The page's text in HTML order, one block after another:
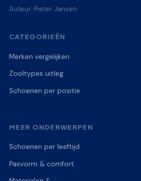
Auteur: Pieter Jansen
CATEGORIEËN
Merken vergelijken
Zooltypes uitleg
Schoenen per positie
MEER ONDERWERPEN
Schoenen per leeftijd
Pasvorm & comfort